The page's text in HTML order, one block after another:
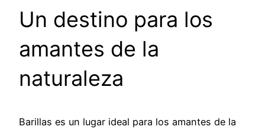
Un destino para los
amantes de la
naturaleza
Barillas es un lugar ideal para los amantes de la